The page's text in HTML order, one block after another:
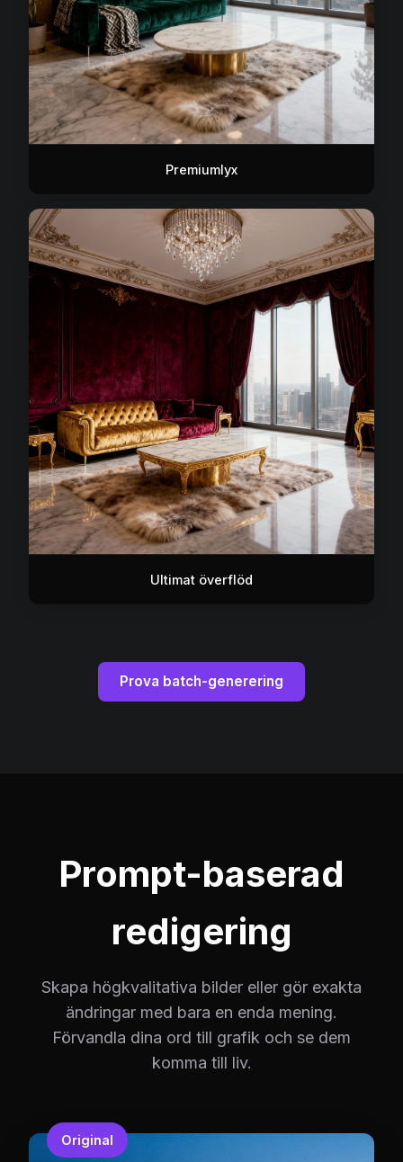
Premiumlyx
Ultimat överflöd
Prova batch-generering
Prompt-baserad
redigering
Skapa högkvalitativa bilder eller gör exakta
ändringar med bara en enda mening.
Förvandla dina ord till grafik och se dem
komma till liv.
Original